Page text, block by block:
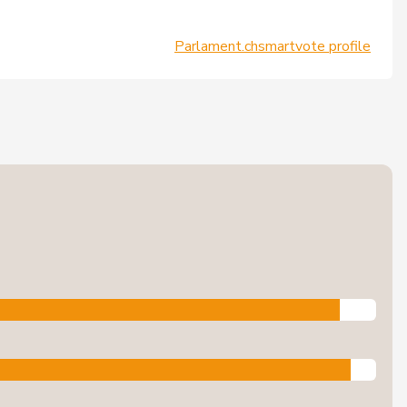
Parlament.chsmartvote profile